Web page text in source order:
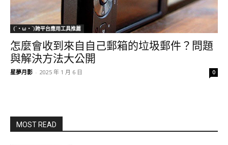
(´・ω・`)跨平台應用工具推薦
怎麼會收到來自自己郵箱的垃圾郵件？問題
與解決方法大公開
星夢月影 - 2025 年 1 月 6 日 0
MOST READ